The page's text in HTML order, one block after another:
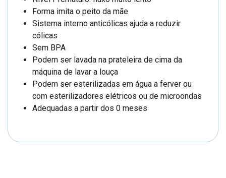
Forma imita o peito da mãe
Sistema interno anticólicas ajuda a reduzir
cólicas
Sem BPA
Podem ser lavada na prateleira de cima da
máquina de lavar a louça
Podem ser esterilizadas em água a ferver ou
com esterilizadores elétricos ou de microondas
Adequadas a partir dos 0 meses